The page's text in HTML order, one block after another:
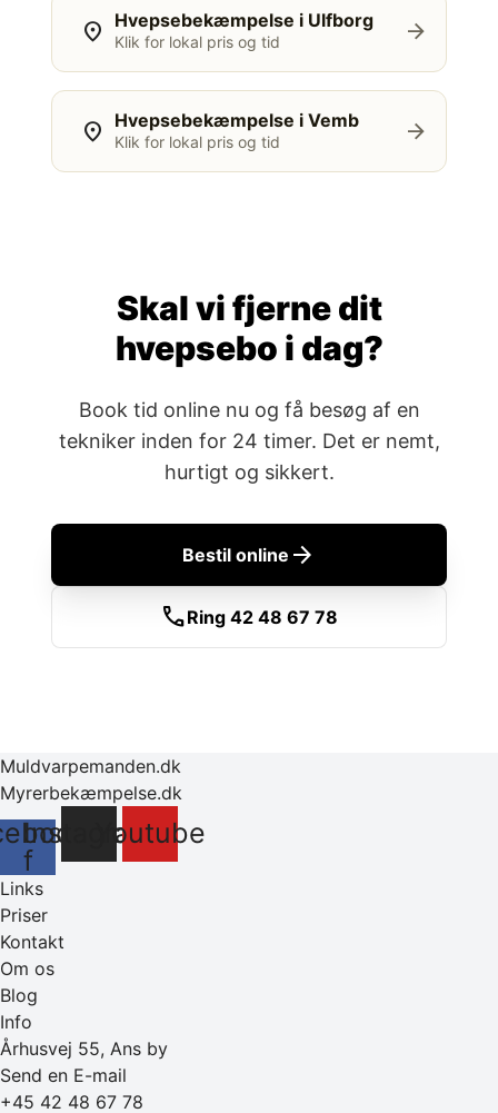
location_on Hvepsebekæmpelse i Ulfborg
Klik for lokal pris og tid arrow_forward
location_on Hvepsebekæmpelse i Vemb
Klik for lokal pris og tid arrow_forward
Skal vi fjerne dit
hvepsebo i dag?
Book tid online nu og få besøg af en
tekniker inden for 24 timer. Det er nemt,
hurtigt og sikkert.
Bestil online arrow_forward
callRing 42 48 67 78
Muldvarpemanden.dk
Myrerbekæmpelse.dk
f
InstagramYoutube
Links
Priser
Kontakt
Om os
Blog
Info
Århusvej 55, Ans by
Send en E-mail
+45 42 48 67 78